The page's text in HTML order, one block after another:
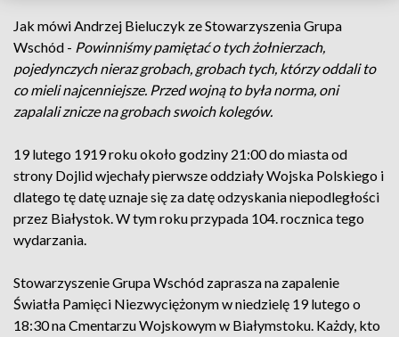
Jak mówi Andrzej Bieluczyk ze Stowarzyszenia Grupa
Wschód - Powinniśmy pamiętać o tych żołnierzach,
pojedynczych nieraz grobach, grobach tych, którzy oddali to
co mieli najcenniejsze. Przed wojną to była norma, oni
zapalali znicze na grobach swoich kolegów.
19 lutego 1919 roku około godziny 21:00 do miasta od
strony Dojlid wjechały pierwsze oddziały Wojska Polskiego i
dlatego tę datę uznaje się za datę odzyskania niepodległości
przez Białystok. W tym roku przypada 104. rocznica tego
wydarzania.
Stowarzyszenie Grupa Wschód zaprasza na zapalenie
Światła Pamięci Niezwyciężonym w niedzielę 19 lutego o
18:30 na Cmentarzu Wojskowym w Białymstoku. Każdy, kto